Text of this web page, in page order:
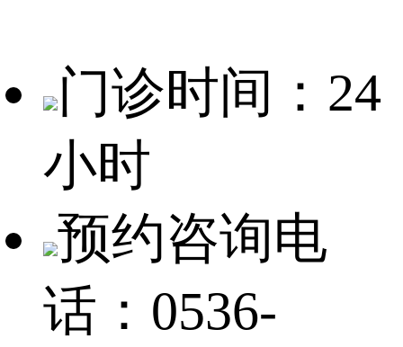
门诊时间：24
小时
预约咨询电
话：0536-